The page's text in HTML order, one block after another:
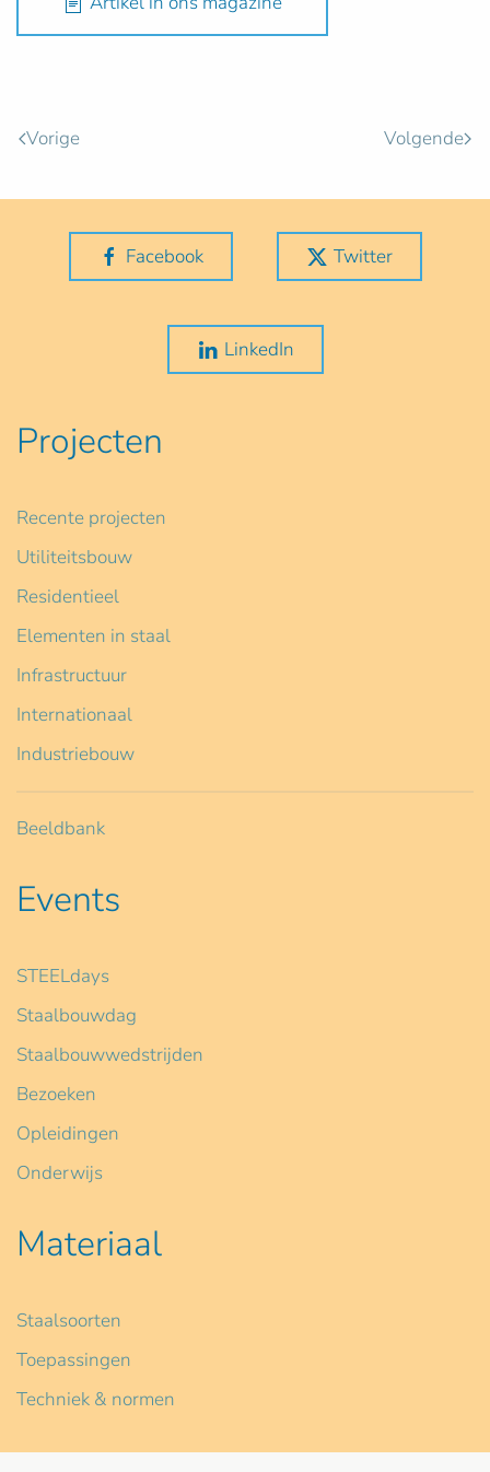
Vorige Volgende
Facebook Twitter
LinkedIn
Projecten
Recente projecten
Utiliteitsbouw
Residentieel
Elementen in staal
Infrastructuur
Internationaal
Industriebouw
Beeldbank
Events
STEELdays
Staalbouwdag
Staalbouwwedstrijden
Bezoeken
Opleidingen
Onderwijs
Materiaal
Staalsoorten
Toepassingen
Techniek & normen